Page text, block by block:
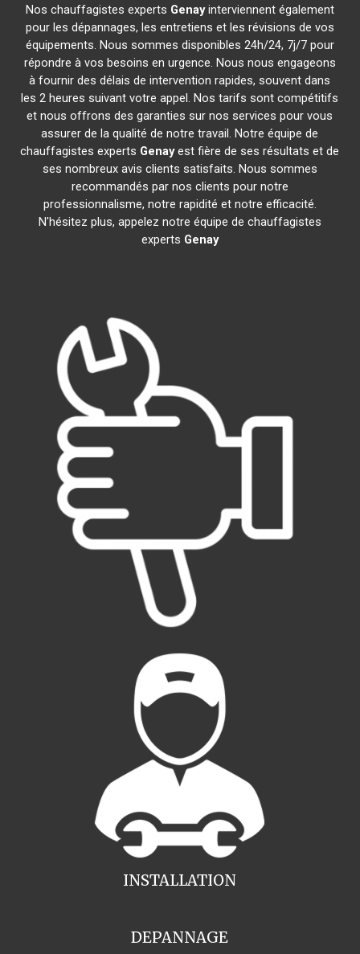
Nos chauffagistes experts Genayinterviennent également
pour les dépannages, les entretiens et les révisions de vos
équipements. Nous sommes disponibles 24h/24, 7j/7 pour
répondre à vos besoins en urgence. Nous nous engageons
à fournir des délais de intervention rapides, souvent dans
les 2 heures suivant votre appel. Nos tarifs sont compétitifs
et nous offrons des garanties sur nos services pour vous
assurer de la qualité de notre travail. Notre équipe de
chauffagistes experts Genayest fière de ses résultats et de
ses nombreux avis clients satisfaits. Nous sommes
recommandés par nos clients pour notre
professionnalisme, notre rapidité et notre efficacité.
N'hésitez plus, appelez notre équipe de chauffagistes
experts Genay
INSTALLATION
DEPANNAGE